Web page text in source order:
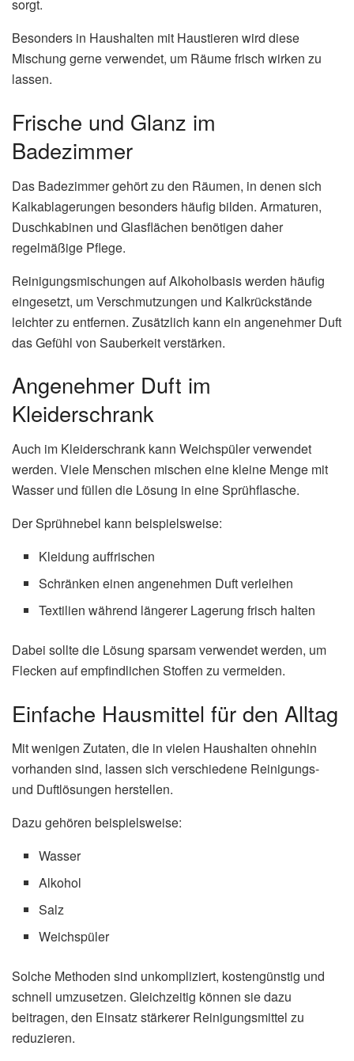
sorgt.
Besonders in Haushalten mit Haustieren wird diese
Mischung gerne verwendet, um Räume frisch wirken zu
lassen.
Frische und Glanz im
Badezimmer
Das Badezimmer gehört zu den Räumen, in denen sich
Kalkablagerungen besonders häufig bilden. Armaturen,
Duschkabinen und Glasflächen benötigen daher
regelmäßige Pflege.
Reinigungsmischungen auf Alkoholbasis werden häufig
eingesetzt, um Verschmutzungen und Kalkrückstände
leichter zu entfernen. Zusätzlich kann ein angenehmer Duft
das Gefühl von Sauberkeit verstärken.
Angenehmer Duft im
Kleiderschrank
Auch im Kleiderschrank kann Weichspüler verwendet
werden. Viele Menschen mischen eine kleine Menge mit
Wasser und füllen die Lösung in eine Sprühflasche.
Der Sprühnebel kann beispielsweise:
Kleidung auffrischen
Schränken einen angenehmen Duft verleihen
Textilien während längerer Lagerung frisch halten
Dabei sollte die Lösung sparsam verwendet werden, um
Flecken auf empfindlichen Stoffen zu vermeiden.
Einfache Hausmittel für den Alltag
Mit wenigen Zutaten, die in vielen Haushalten ohnehin
vorhanden sind, lassen sich verschiedene Reinigungs-
und Duftlösungen herstellen.
Dazu gehören beispielsweise:
Wasser
Alkohol
Salz
Weichspüler
Solche Methoden sind unkompliziert, kostengünstig und
schnell umzusetzen. Gleichzeitig können sie dazu
beitragen, den Einsatz stärkerer Reinigungsmittel zu
reduzieren.